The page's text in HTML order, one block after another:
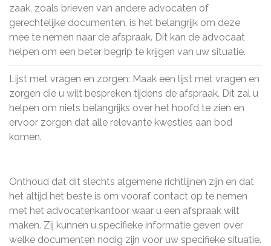
zaak, zoals brieven van andere advocaten of
gerechtelijke documenten, is het belangrijk om deze
mee te nemen naar de afspraak. Dit kan de advocaat
helpen om een beter begrip te krijgen van uw situatie.
Lijst met vragen en zorgen: Maak een lijst met vragen en
zorgen die u wilt bespreken tijdens de afspraak. Dit zal u
helpen om niets belangrijks over het hoofd te zien en
ervoor zorgen dat alle relevante kwesties aan bod
komen.
Onthoud dat dit slechts algemene richtlijnen zijn en dat
het altijd het beste is om vooraf contact op te nemen
met het advocatenkantoor waar u een afspraak wilt
maken. Zij kunnen u specifieke informatie geven over
welke documenten nodig zijn voor uw specifieke situatie.